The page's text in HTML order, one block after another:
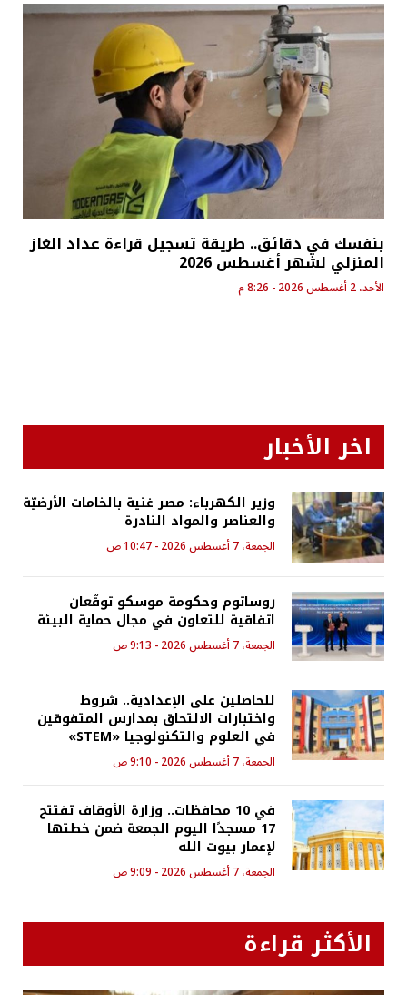
بنفسك في دقائق.. طريقة تسجيل قراءة عداد الغاز
المنزلي لشهر أغسطس 2026
الأحد، 2 أغسطس 2026 - 8:26 م
اخر الأخبار
وزير الكهرباء: مصر غنية بالخامات الأرضيّة
والعناصر والمواد النادرة
الجمعة، 7 أغسطس 2026 - 10:47 ص
روساتوم وحكومة موسكو توقّعان
اتفاقية للتعاون في مجال حماية البيئة
الجمعة، 7 أغسطس 2026 - 9:13 ص
للحاصلين على الإعدادية.. شروط
واختبارات الالتحاق بمدارس المتفوقين
في العلوم والتكنولوجيا «STEM»
الجمعة، 7 أغسطس 2026 - 9:10 ص
في 10 محافظات.. وزارة الأوقاف تفتتح
17 مسجدًا اليوم الجمعة ضمن خطتها
لإعمار بيوت الله
الجمعة، 7 أغسطس 2026 - 9:09 ص
الأكثر قراءة